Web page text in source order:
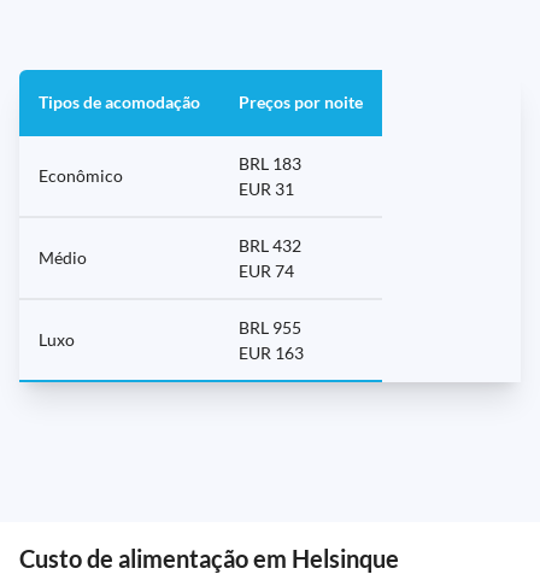
Tipos de acomodação Preços por noite
Econômico
BRL 183
EUR 31
Médio
BRL 432
EUR 74
Luxo
BRL 955
EUR 163
Custo de alimentação em Helsinque